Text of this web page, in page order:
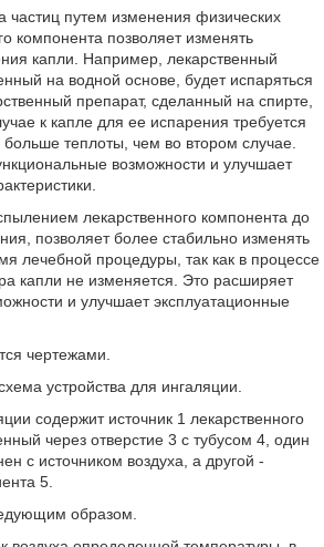
путем изменения физических
компонента позволяет изменять
капли. Например, лекарственный
на водной основе, будет испаряться
препарат, сделанный на спирте,
к капле для ее испарения требуется
больше теплоты, чем во втором случае.
возможности и улучшает
лекарственного компонента до
позволяет более стабильно изменять
лечебной процедуры, так как в процессе
капли не изменяется. Это расширяет
и улучшает эксплуатационные
чертежами.
устройства для ингаляции.
содержит источник 1 лекарственного
через отверстие 3 с тубусом 4, один
с источником воздуха, а другой -
5.
образом.